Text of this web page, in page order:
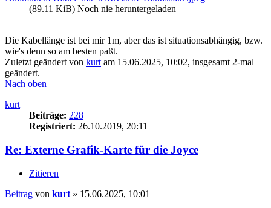
(89.11 KiB) Noch nie heruntergeladen
Die Kabellänge ist bei mir 1m, aber das ist situationsabhängig, bzw.
wie's denn so am besten paßt.
Zuletzt geändert von kurt am 15.06.2025, 10:02, insgesamt 2-mal
geändert.
Nach oben
kurt
Beiträge: 228
Registriert: 26.10.2019, 20:11
Re: Externe Grafik-Karte für die Joyce
Zitieren
Beitrag von kurt » 15.06.2025, 10:01